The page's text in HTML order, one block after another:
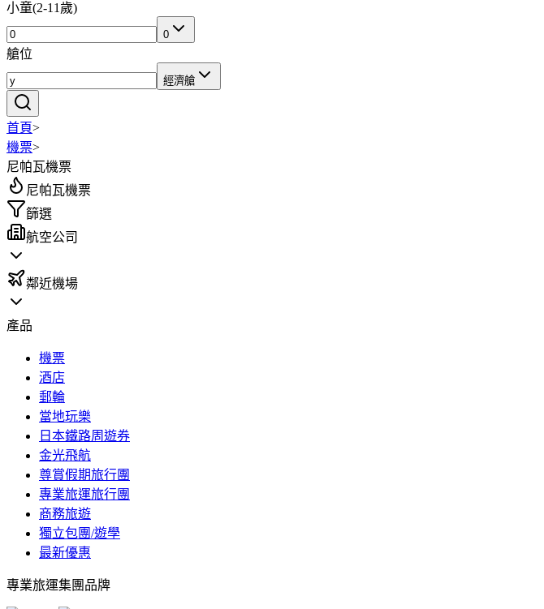
小童(2-11歲)
0
艙位
經濟艙
首頁>
機票>
尼帕瓦機票
尼帕瓦機票
篩選
航空公司
鄰近機場
產品
機票
酒店
郵輪
當地玩樂
日本鐵路周遊券
金光飛航
尊賞假期旅行團
專業旅運旅行團
商務旅遊
獨立包團/遊學
最新優惠
專業旅運集團品牌